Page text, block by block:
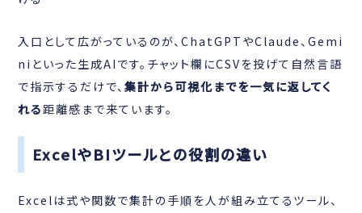
入口として広がっているのが、ChatGPTやClaude、Gemi
niといった生成AIです。チャット欄にCSVを投げて自然言語
で指示するだけで、集計から可視化までを一気に返してく
れる 距離感まで来ています。
ExcelやBIツールとの役割の違い
Excelは式や関数で集計の手順を人が組み立てるツール、